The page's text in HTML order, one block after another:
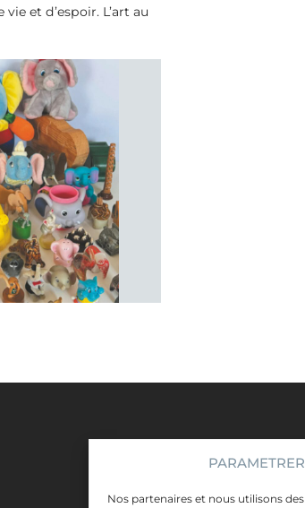
Nos partenaires et nous utilisons
et d’espoir. L’art au